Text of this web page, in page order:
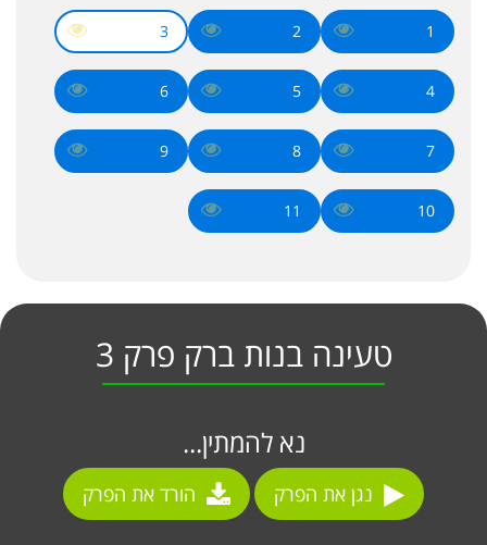
1
2
3
4
5
6
7
8
9
10
11
טעינה בנות ברק פרק 3
נא להמתין...
נגן את הפרק הורד את הפרק